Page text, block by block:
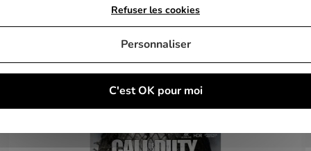
C'est OK pour moi
Refuser les cookies
Personnaliser